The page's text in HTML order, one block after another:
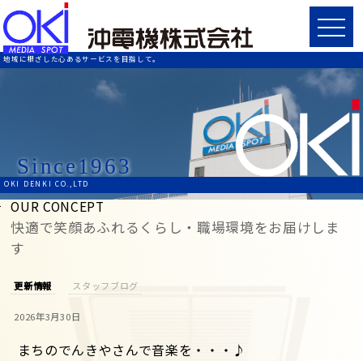
地域に根ざした心あるサービスを目指して。
Since1963
OKI DENKI CO.,LTD
OUR CONCEPT
快適で笑顔あふれるくらし・職場環境をお届けしま
す
更新情報 スタッフブログ
2026年3月30日
まちのでんきやさんで音楽を・・・♪